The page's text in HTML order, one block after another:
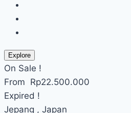
Explore
On Sale !
From Rp22.500.000
Expired !
Jepang , Japan